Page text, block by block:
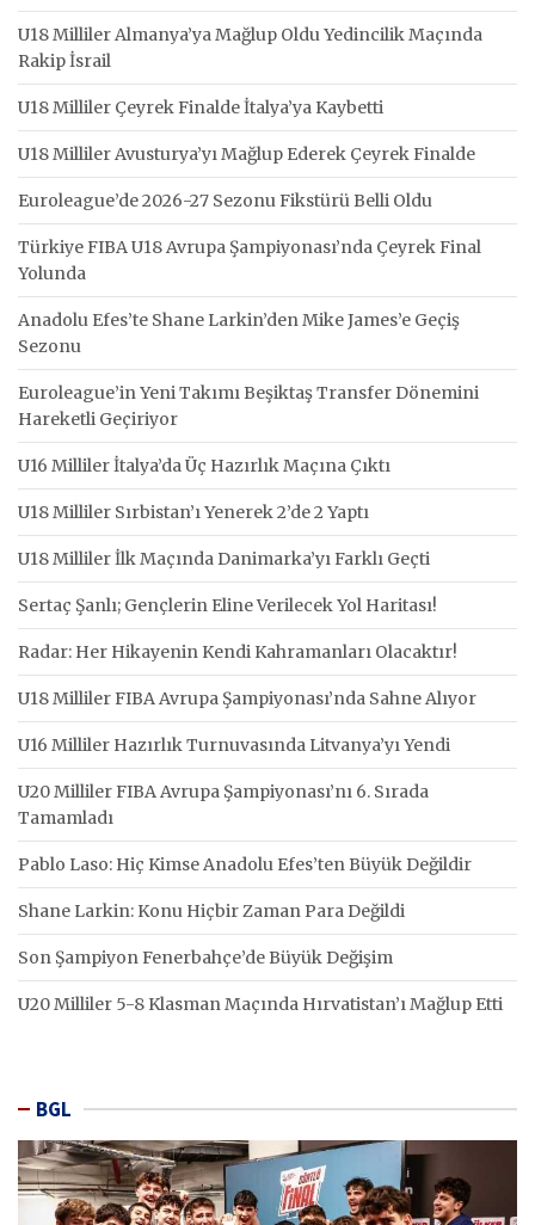
U18 Milliler Almanya’ya Mağlup Oldu Yedincilik Maçında
Rakip İsrail
U18 Milliler Çeyrek Finalde İtalya’ya Kaybetti
U18 Milliler Avusturya’yı Mağlup Ederek Çeyrek Finalde
Euroleague’de 2026-27 Sezonu Fikstürü Belli Oldu
Türkiye FIBA U18 Avrupa Şampiyonası’nda Çeyrek Final
Yolunda
Anadolu Efes’te Shane Larkin’den Mike James’e Geçiş
Sezonu
Euroleague’in Yeni Takımı Beşiktaş Transfer Dönemini
Hareketli Geçiriyor
U16 Milliler İtalya’da Üç Hazırlık Maçına Çıktı
U18 Milliler Sırbistan’ı Yenerek 2’de 2 Yaptı
U18 Milliler İlk Maçında Danimarka’yı Farklı Geçti
Sertaç Şanlı; Gençlerin Eline Verilecek Yol Haritası!
Radar: Her Hikayenin Kendi Kahramanları Olacaktır!
U18 Milliler FIBA Avrupa Şampiyonası’nda Sahne Alıyor
U16 Milliler Hazırlık Turnuvasında Litvanya’yı Yendi
U20 Milliler FIBA Avrupa Şampiyonası’nı 6. Sırada
Tamamladı
Pablo Laso: Hiç Kimse Anadolu Efes’ten Büyük Değildir
Shane Larkin: Konu Hiçbir Zaman Para Değildi
Son Şampiyon Fenerbahçe’de Büyük Değişim
U20 Milliler 5-8 Klasman Maçında Hırvatistan’ı Mağlup Etti
BGL